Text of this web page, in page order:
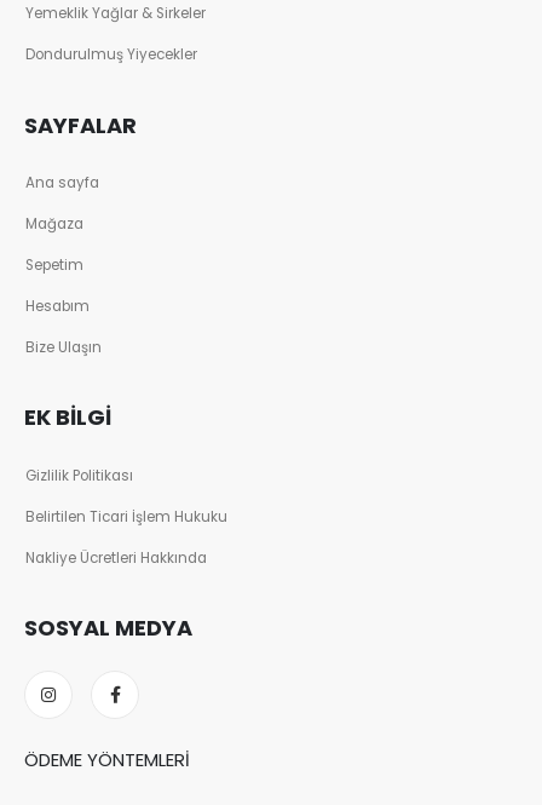
Yemeklik Yağlar & Sirkeler
Dondurulmuş Yiyecekler
SAYFALAR
Ana sayfa
Mağaza
Sepetim
Hesabım
Bize Ulaşın
EK BILGI
Gizlilik Politikası
Belirtilen Ticari İşlem Hukuku
Nakliye Ücretleri Hakkında
SOSYAL MEDYA
ÖDEME YÖNTEMLERI